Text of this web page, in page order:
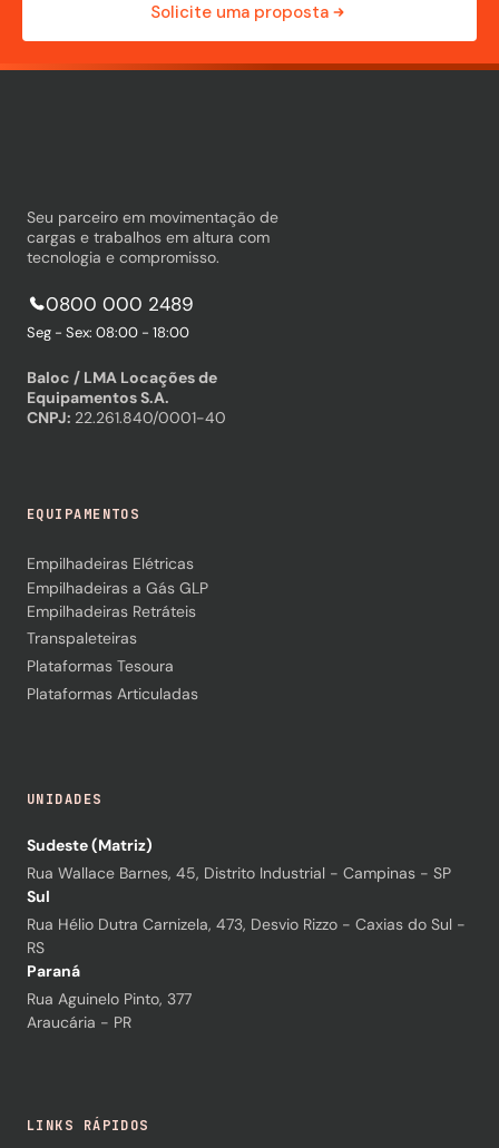
Solicite uma proposta
Seu parceiro em movimentação de
cargas e trabalhos em altura com
tecnologia e compromisso.
0800 000 2489
Seg - Sex: 08:00 - 18:00
Baloc / LMA Locações de
Equipamentos S.A.
CNPJ: 22.261.840/0001-40
EQUIPAMENTOS
Empilhadeiras Elétricas
Empilhadeiras a Gás GLP
Empilhadeiras Retráteis
Transpaleteiras
Plataformas Tesoura
Plataformas Articuladas
UNIDADES
Sudeste (Matriz)
Rua Wallace Barnes, 45, Distrito Industrial - Campinas - SP
Sul
Rua Hélio Dutra Carnizela, 473, Desvio Rizzo - Caxias do Sul -
RS
Paraná
Rua Aguinelo Pinto, 377
Araucária - PR
LINKS RÁPIDOS